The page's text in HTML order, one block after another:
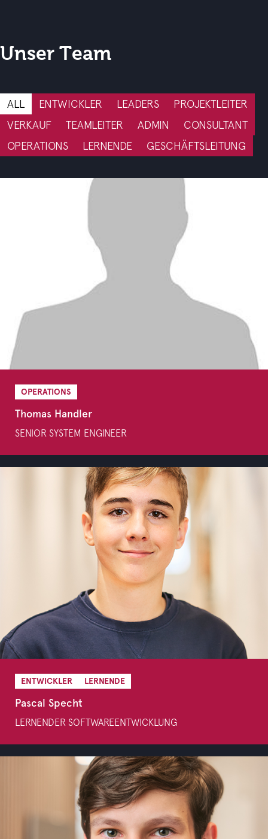
Unser Team
ALL ENTWICKLER LEADERS
PROJEKTLEITER
VERKAUF
TEAMLEITER ADMIN
CONSULTANT
OPERATIONS
LERNENDE GESCHÄFTSLEITUNG
ENTWICKLER LERNENDE
Pascal Specht
LERNENDER SOFTWAREENTWICKLUNG
OPERATIONS
Thomas Handler
SENIOR SYSTEM ENGINEER